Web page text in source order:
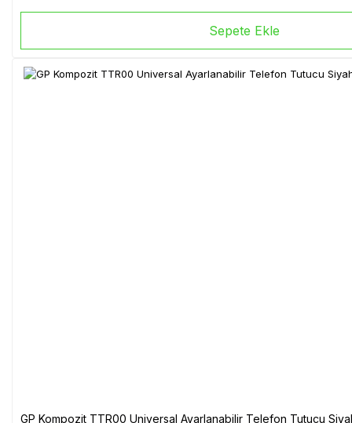
Sepete Ekle
GP Kompozit TTR00 Universal Ayarlanabilir Telefon Tutucu